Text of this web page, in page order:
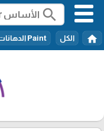
search
home الكل Paint الدهانات